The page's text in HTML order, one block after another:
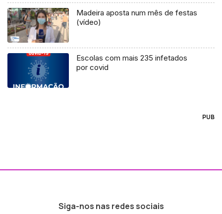
Madeira aposta num mês de festas
(vídeo)
Escolas com mais 235 infetados
por covid
PUB
Siga-nos nas redes sociais